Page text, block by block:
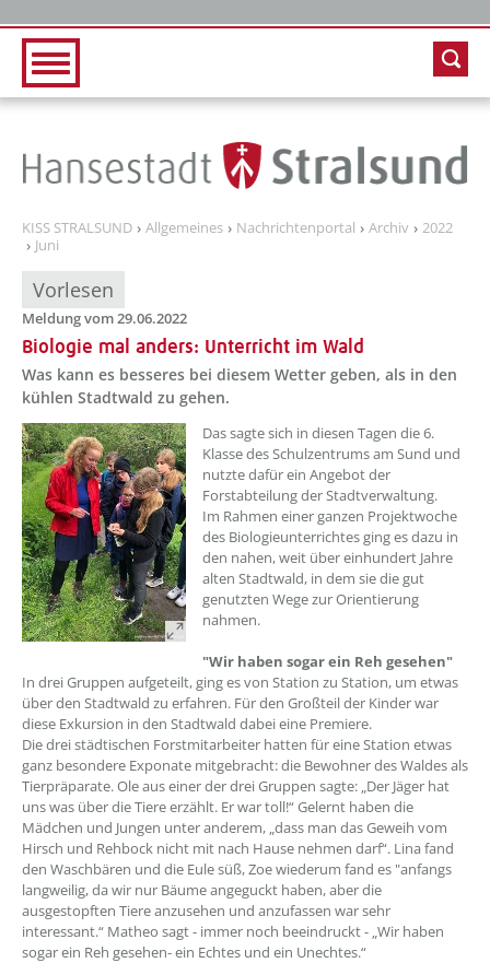
KISS STRALSUND Allgemeines Nachrichtenportal Archiv
2022
Juni
Vorlesen
Meldung vom 29.06.2022
Biologie mal anders: Unterricht im Wald
Was kann es besseres bei diesem Wetter geben, als in den
kühlen Stadtwald zu gehen.
??? absaetzeOben[1]/titel ???
Das sagte sich in diesen Tagen die 6.
Klasse des Schulzentrums am Sund und
nutzte dafür ein Angebot der
Forstabteilung der Stadtverwaltung.
Im Rahmen einer ganzen Projektwoche
des Biologieunterrichtes ging es dazu in
den nahen, weit über einhundert Jahre
alten Stadtwald, in dem sie die gut
genutzten Wege zur Orientierung
nahmen.
"Wir haben sogar ein Reh gesehen"
In drei Gruppen aufgeteilt, ging es von Station zu Station, um etwas
über den Stadtwald zu erfahren. Für den Großteil der Kinder war
diese Exkursion in den Stadtwald dabei eine Premiere.
Die drei städtischen Forstmitarbeiter hatten für eine Station etwas
ganz besondere Exponate mitgebracht: die Bewohner des Waldes als
Tierpräparate. Ole aus einer der drei Gruppen sagte: „Der Jäger hat
uns was über die Tiere erzählt. Er war toll!“ Gelernt haben die
Mädchen und Jungen unter anderem, „dass man das Geweih vom
Hirsch und Rehbock nicht mit nach Hause nehmen darf“. Lina fand
den Waschbären und die Eule süß, Zoe wiederum fand es "anfangs
langweilig, da wir nur Bäume angeguckt haben, aber die
ausgestopften Tiere anzusehen und anzufassen war sehr
interessant.“ Matheo sagt - immer noch beeindruckt - „Wir haben
sogar ein Reh gesehen- ein Echtes und ein Unechtes.“